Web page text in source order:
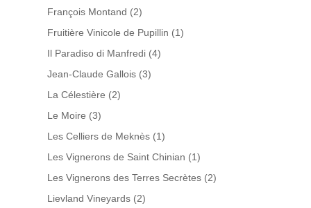
François Montand (2)
Fruitière Vinicole de Pupillin (1)
Il Paradiso di Manfredi(4)
Jean-Claude Gallois(3)
La Célestière (2)
Le Moire (3)
Les Celliers de Meknès(1)
Les Vignerons de Saint Chinian (1)
Les Vignerons des Terres Secrètes(2)
Lievland Vineyards(2)